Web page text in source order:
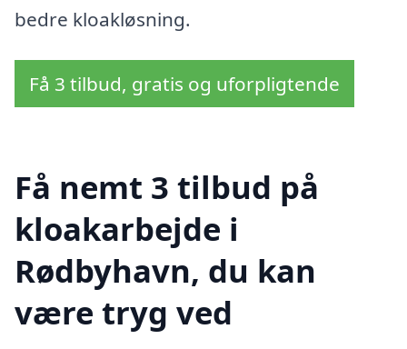
bedre kloakløsning.
Få 3 tilbud, gratis og uforpligtende
Få nemt 3 tilbud på
kloakarbejde i
Rødbyhavn, du kan
være tryg ved